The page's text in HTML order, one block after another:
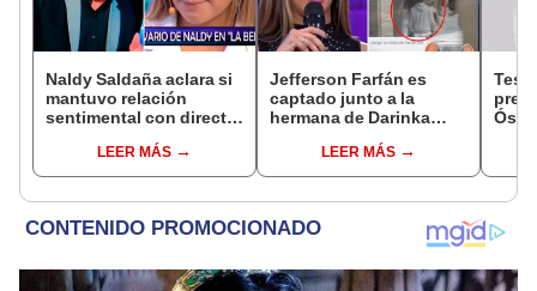
Naldy Saldaña aclara si
mantuvo relación
sentimental con director
denunciarlo por
tocamientos: “Me
LEER MÁS
Jefferson Farfán es
captado junto a la
hermana de Darinka
Kanashiro trabajaba: “Él
tiene sus…”
LEER MÁS